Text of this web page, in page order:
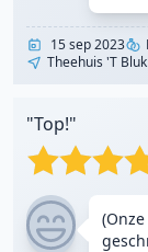
15 sep 2023
Theehuis 't Bluk
"Top!"